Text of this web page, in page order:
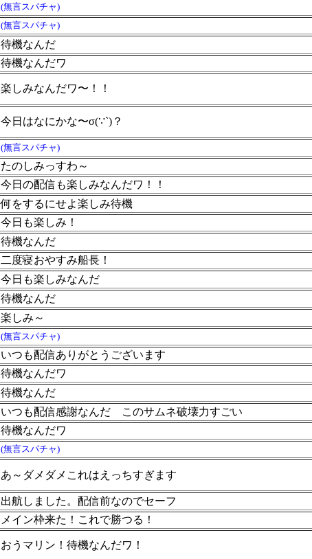
(無言スパチャ)
(無言スパチャ)
待機なんだ
待機なんだワ
楽しみなんだワ〜！！
今日はなにかな〜σ(∵`)？
(無言スパチャ)
たのしみっすわ～
今日の配信も楽しみなんだワ！！
何をするにせよ楽しみ待機
今日も楽しみ！
待機なんだ
二度寝おやすみ船長！
今日も楽しみなんだ
​待機なんだ
楽しみ～
(無言スパチャ)
いつも配信ありがとうございます
待機なんだワ
待機なんだ
いつも配信感謝なんだ
このサムネ破壊力すごい
待機なんだワ
(無言スパチャ)
あ～ダメダメこれはえっちすぎます
出航しました。配信前なのでセーフ
メイン枠来た！これで勝つる！
おうマリン！待機なんだワ！